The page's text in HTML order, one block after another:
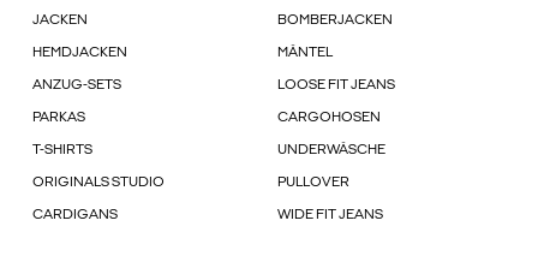
JACKEN BOMBERJACKEN
HEMDJACKEN MÄNTEL
ANZUG-SETS LOOSE FIT JEANS
PARKAS CARGOHOSEN
T-SHIRTS UNDERWÄSCHE
ORIGINALS STUDIO PULLOVER
CARDIGANS WIDE FIT JEANS